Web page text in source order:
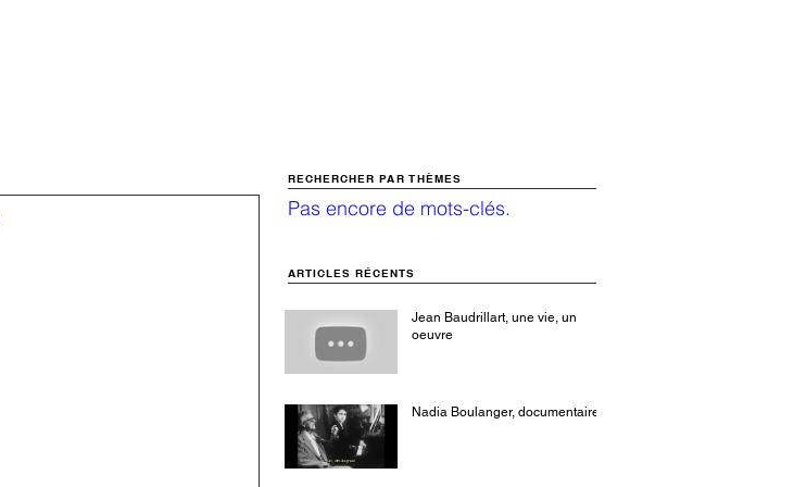
RECHERCHER PAR THÈMES
Pas encore de mots-clés.
ARTICLES RÉCENTS
Jean Baudrillart, une vie, un
oeuvre
Nadia Boulanger, documentaire